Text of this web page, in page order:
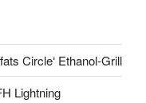
Circle‘ Ethanol-Grill
Lightning